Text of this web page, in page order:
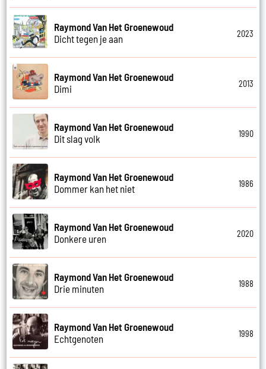
Raymond Van Het Groenewoud
Dicht tegen je aan
2023
Raymond Van Het Groenewoud
Dimi
2013
Raymond Van Het Groenewoud
Dit slag volk
1990
Raymond Van Het Groenewoud
Dommer kan het niet
1986
Raymond Van Het Groenewoud
Donkere uren
2020
Raymond Van Het Groenewoud
Drie minuten
1988
Raymond Van Het Groenewoud
Echtgenoten
1998